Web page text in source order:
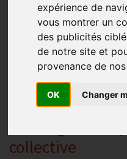
expérience de
vous montrer un
des publicités
de notre site et
provenance de
OK Changer
Offres dédiées
collective